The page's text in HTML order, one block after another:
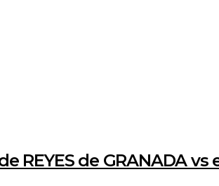
REYES de GRANADA vs